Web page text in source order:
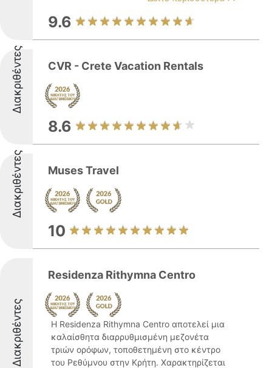
9.6
Διακριθέντες CVR - Crete Vacation Rentals
8.6
Διακριθέντες Muses Travel
10
Διακριθέντες
Residenza Rithymna Centro
Η Residenza Rithymna Centro αποτελεί μια
καλαίσθητα διαρρυθμισμένη μεζονέτα
τριών ορόφων, τοποθετημένη στο κέντρο
του Ρεθύμνου στην Κρήτη. Χαρακτηρίζεται